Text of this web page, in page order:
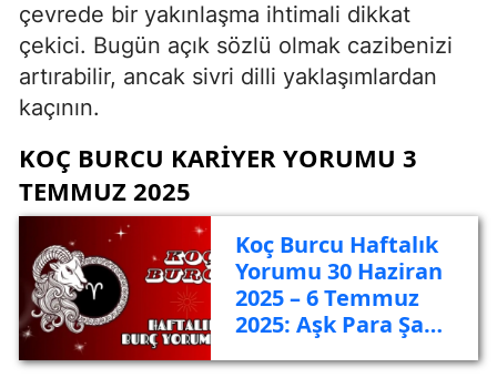
çevrede bir yakınlaşma ihtimali dikkat
çekici. Bugün açık sözlü olmak cazibenizi
artırabilir, ancak sivri dilli yaklaşımlardan
kaçının.
KOÇ BURCU KARIYER YORUMU 3
TEMMUZ 2025
Koç Burcu Haftalık
Yorumu 30 Haziran
2025 – 6 Temmuz
2025: Aşk Para Şans